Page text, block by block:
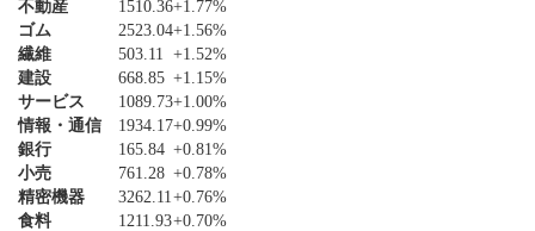
不動産
1510.36+1.77%
ゴム
2523.04+1.56%
繊維
503.11 +1.52%
建設
668.85 +1.15%
サービス
1089.73+1.00%
情報・通信
1934.17+0.99%
銀行
165.84 +0.81%
小売
761.28 +0.78%
精密機器
3262.11+0.76%
食料
1211.93+0.70%